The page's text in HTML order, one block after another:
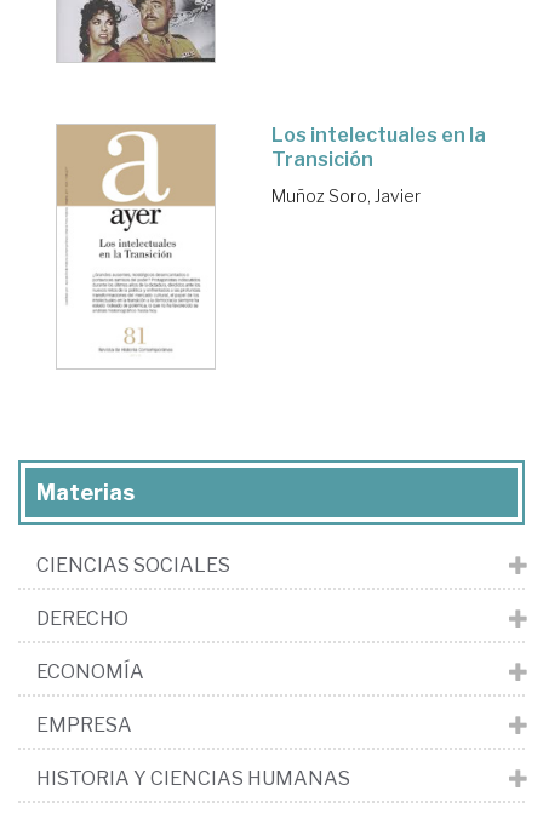
Los intelectuales en la
Transición
Muñoz Soro, Javier
Materias
CIENCIAS SOCIALES
DERECHO
ECONOMÍA
EMPRESA
HISTORIA Y CIENCIAS HUMANAS